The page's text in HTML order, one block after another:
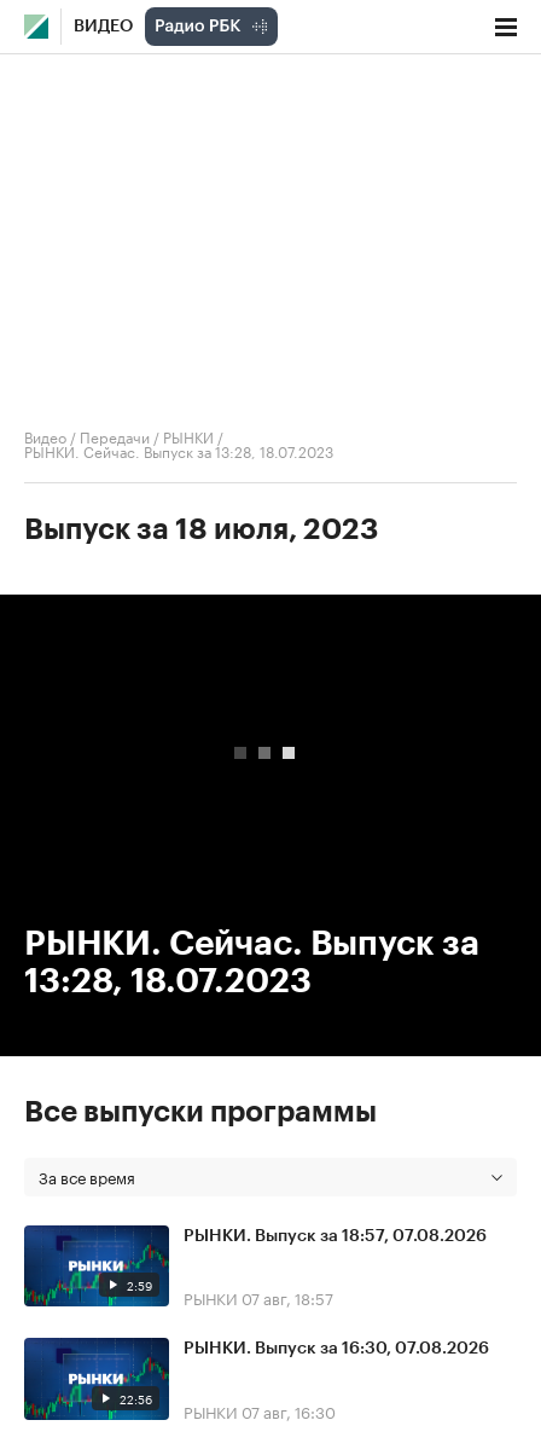
ВИДЕО
Видео / Передачи / РЫНКИ /
РЫНКИ. Сейчас. Выпуск за 13:28, 18.07.2023
Выпуск за 18 июля, 2023
РЫНКИ. Сейчас. Выпуск за
13:28, 18.07.2023
Все выпуски программы
За все время
2:59
РЫНКИ. Выпуск за 18:57, 07.08.2026
РЫНКИ 07 авг, 18:57
22:56
РЫНКИ. Выпуск за 16:30, 07.08.2026
РЫНКИ 07 авг, 16:30